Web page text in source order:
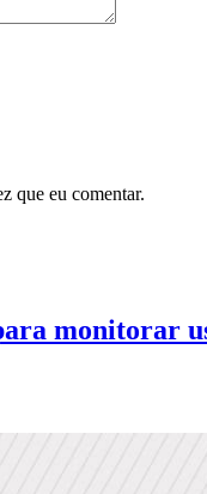
que eu comentar.
monitorar